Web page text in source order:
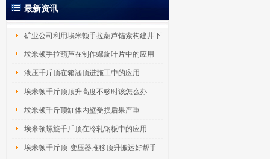
最新资讯
矿业公司利用埃米顿手拉葫芦锚索构建井下
吊 埃米顿手拉葫芦在制作螺旋叶片中的应用
液压千斤顶在箱涵顶进施工中的应用
埃米顿千斤顶顶升高度不够时该怎么办
埃米顿千斤顶缸体内壁受损后果严重
埃米顿螺旋千斤顶在冷轧钢板中的应用
埃米顿千斤顶-变压器推移顶升搬运好帮手